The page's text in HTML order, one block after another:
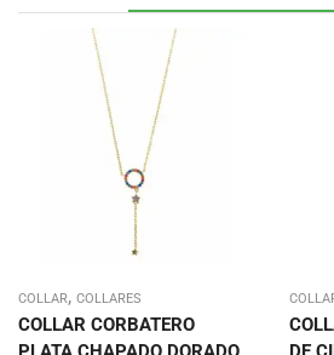
COLLAR, COLLARES
COLLAR CORBATERO